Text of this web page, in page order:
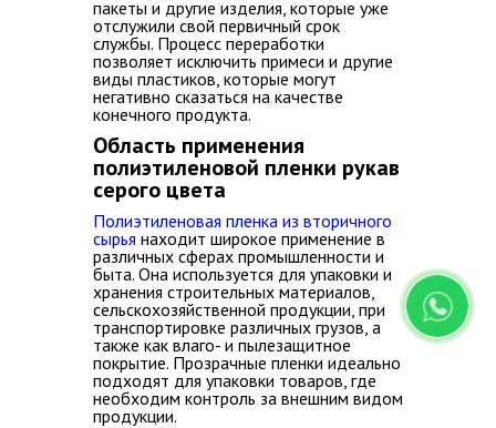
пакеты и другие изделия, которые уже
отслужили свой первичный срок
службы. Процесс переработки
позволяет исключить примеси и другие
виды пластиков, которые могут
негативно сказаться на качестве
конечного продукта.
Область применения
полиэтиленовой пленки рукав
серого цвета
Полиэтиленовая пленка из вторичного
сырья находит широкое применение в
различных сферах промышленности и
быта. Она используется для упаковки и
хранения строительных материалов,
сельскохозяйственной продукции, при
транспортировке различных грузов, а
также как влаго- и пылезащитное
покрытие. Прозрачные пленки идеально
подходят для упаковки товаров, где
необходим контроль за внешним видом
продукции.